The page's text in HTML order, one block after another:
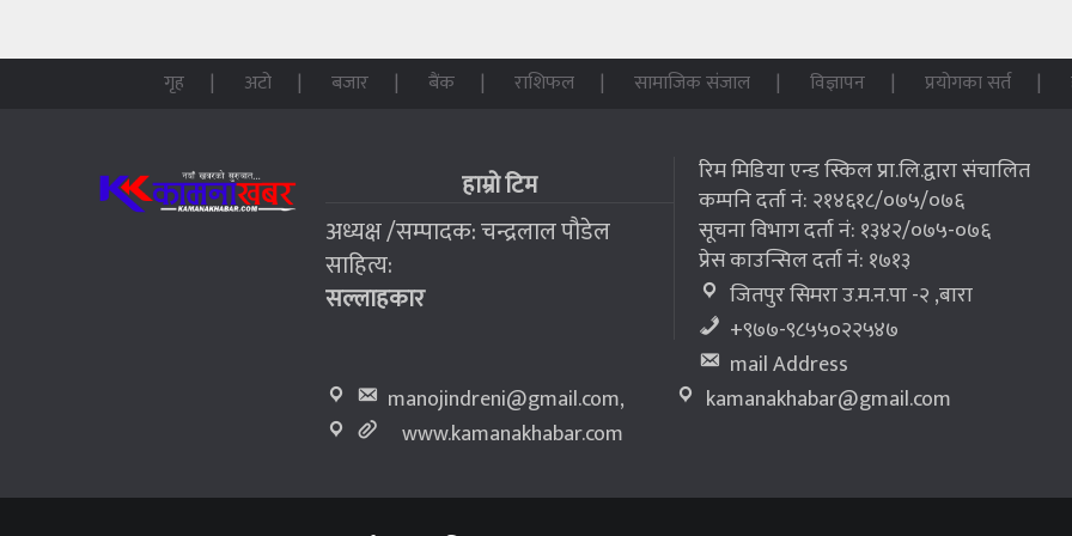
गृह अटो बजार बैंक राशिफल सामाजिक संजाल विज्ञापन प्रयोगका सर्त
हाम्रो टिम
अध्यक्ष /सम्पादक: चन्द्रलाल पौडेल
साहित्य:
सल्लाहकार
रिम मिडिया एन्ड स्किल प्रा.लि.द्वारा संचालित
कम्पनि दर्ता नं: २१४६१८/०७५/०७६
सूचना विभाग दर्ता नं: १३४२/०७५-०७६
प्रेस काउन्सिल दर्ता नं: १७१३
जितपुर सिमरा उ.म.न.पा -२ ,बारा
+९७७-९८५५०२२५४७
mail Address
manojindreni@gmail.com,
kamanakhabar@gmail.com
www.kamanakhabar.com